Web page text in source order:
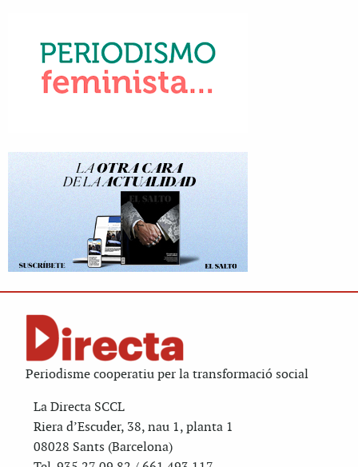
Periodisme cooperatiu per la transformació social
La Directa SCCL
Riera d’Escuder, 38, nau 1, planta 1
08028 Sants (Barcelona)